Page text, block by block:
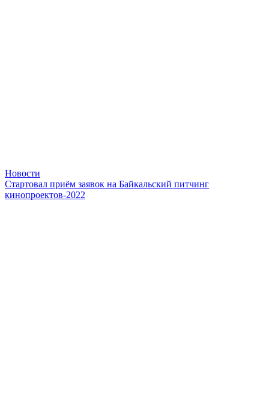
Новости
Стартовал приём заявок на Байкальский питчинг
кинопроектов-2022